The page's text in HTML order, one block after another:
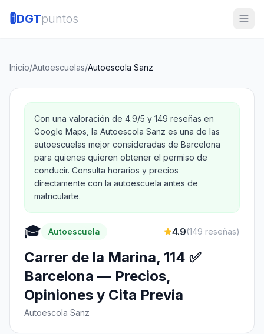
🚦DGTpuntos
Inicio/Autoescuelas/Autoescola Sanz
Con una valoración de 4.9/5 y 149 reseñas en
Google Maps, la Autoescola Sanz es una de las
autoescuelas mejor consideradas de Barcelona
para quienes quieren obtener el permiso de
conducir. Consulta horarios y precios
directamente con la autoescuela antes de
matricularte.
🎓 Autoescuela 4.9(149 reseñas)
Carrer de la Marina, 114 ✅
Barcelona — Precios,
Opiniones y Cita Previa
Autoescola Sanz